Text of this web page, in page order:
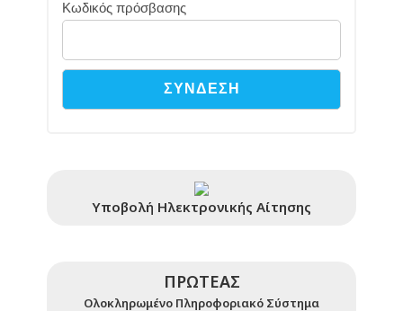
Κωδικός πρόσβασης
Υποβολή Ηλεκτρονικής Αίτησης
ΠΡΩΤΕΑΣ
Ολοκληρωμένο Πληροφοριακό Σύστημα